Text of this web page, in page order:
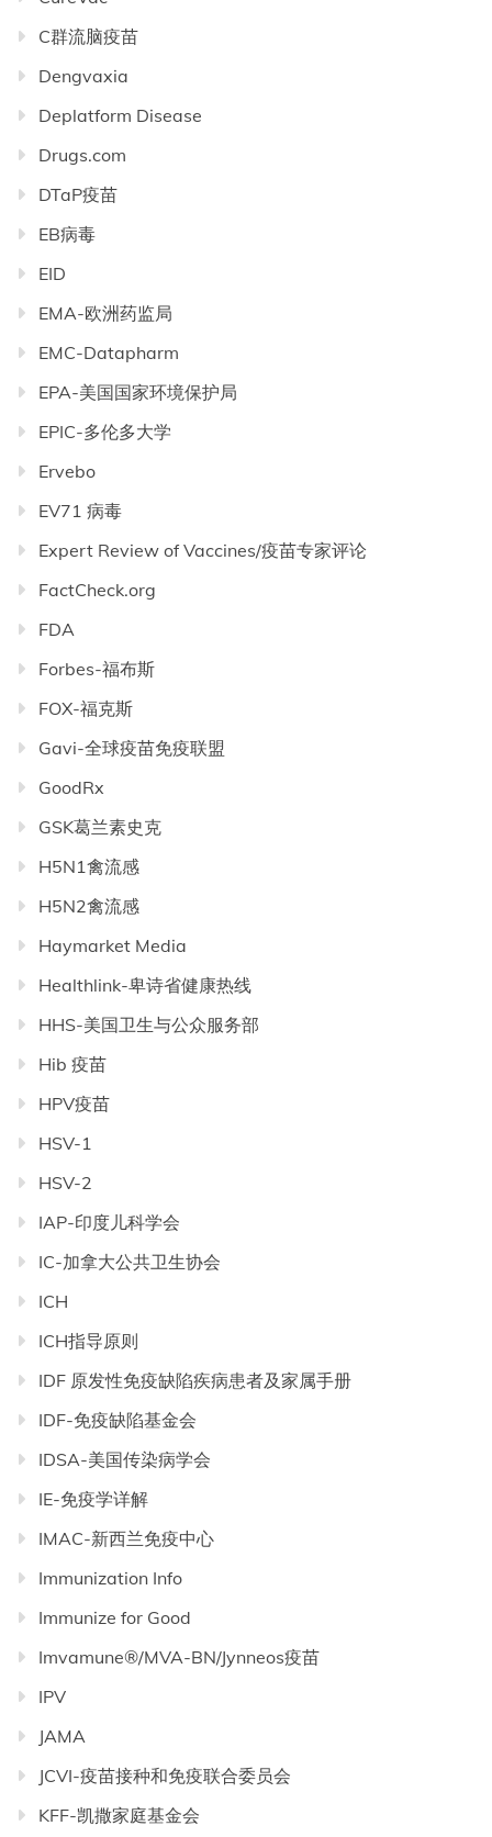
C群流脑疫苗
Dengvaxia
Deplatform Disease
Drugs.com
DTaP疫苗
EB病毒
EID
EMA-欧洲药监局
EMC-Datapharm
EPA-美国国家环境保护局
EPIC-多伦多大学
Ervebo
EV71 病毒
Expert Review of Vaccines/疫苗专家评论
FactCheck.org
FDA
Forbes-福布斯
FOX-福克斯
Gavi-全球疫苗免疫联盟
GoodRx
GSK葛兰素史克
H5N1禽流感
H5N2禽流感
Haymarket Media
Healthlink-卑诗省健康热线
HHS-美国卫生与公众服务部
Hib 疫苗
HPV疫苗
HSV-1
HSV-2
IAP-印度儿科学会
IC-加拿大公共卫生协会
ICH
ICH指导原则
IDF 原发性免疫缺陷疾病患者及家属手册
IDF-免疫缺陷基金会
IDSA-美国传染病学会
IE-免疫学详解
IMAC-新西兰免疫中心
Immunization Info
Immunize for Good
Imvamune®/MVA-BN/Jynneos疫苗
IPV
JAMA
JCVI-疫苗接种和免疫联合委员会
KFF-凯撒家庭基金会